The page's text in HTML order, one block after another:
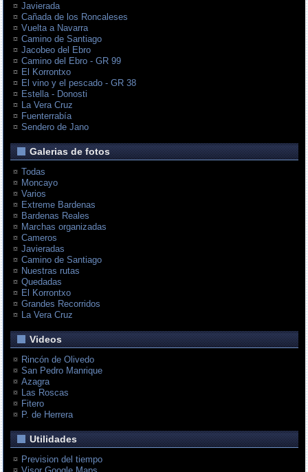
Javierada
Cañada de los Roncaleses
Vuelta a Navarra
Camino de Santiago
Jacobeo del Ebro
Camino del Ebro - GR 99
El Korrontxo
El vino y el pescado - GR 38
Estella - Donosti
La Vera Cruz
Fuenterrabía
Sendero de Jano
Galerias de fotos
Todas
Moncayo
Varios
Extreme Bardenas
Bardenas Reales
Marchas organizadas
Cameros
Javieradas
Camino de Santiago
Nuestras rutas
Quedadas
El Korrontxo
Grandes Recorridos
La Vera Cruz
Videos
Rincón de Olivedo
San Pedro Manrique
Azagra
Las Roscas
Fitero
P. de Herrera
Utilidades
Prevision del tiempo